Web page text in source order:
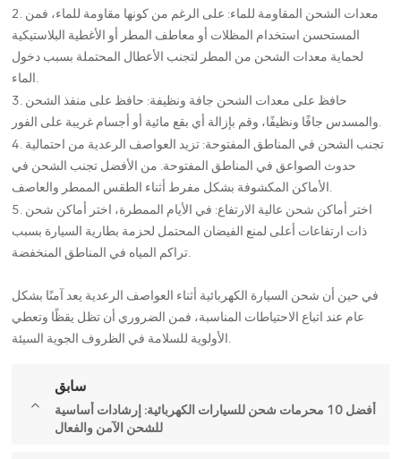
2. معدات الشحن المقاومة للماء: على الرغم من كونها مقاومة للماء، فمن
المستحسن استخدام المظلات أو معاطف المطر أو الأغطية البلاستيكية
لحماية معدات الشحن من المطر لتجنب الأعطال المحتملة بسبب دخول
الماء.
3. حافظ على معدات الشحن جافة ونظيفة: حافظ على منفذ الشحن
والمسدس جافًا ونظيفًا، وقم بإزالة أي بقع مائية أو أجسام غريبة على الفور.
4. تجنب الشحن في المناطق المفتوحة: تزيد العواصف الرعدية من احتمالية
حدوث الصواعق في المناطق المفتوحة. من الأفضل تجنب الشحن في
الأماكن المكشوفة بشكل مفرط أثناء الطقس الممطر والعاصف.
5. اختر أماكن شحن عالية الارتفاع: في الأيام الممطرة، اختر أماكن شحن
ذات ارتفاعات أعلى لمنع الفيضان المحتمل لحزمة بطارية السيارة بسبب
تراكم المياه في المناطق المنخفضة.
في حين أن شحن السيارة الكهربائية أثناء العواصف الرعدية يعد آمنًا بشكل
عام عند اتباع الاحتياطات المناسبة، فمن الضروري أن تظل يقظًا وتعطي
الأولوية للسلامة في الظروف الجوية السيئة.
سابق
أفضل 10 محرمات شحن للسيارات الكهربائية: إرشادات أساسية
للشحن الآمن والفعال